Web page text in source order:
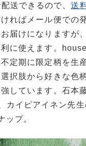
送できるので、送
ればメール便での
届けになりますが
に使えます。
定期に限定柄を生
択肢から好きな色
しています。石本
カイピアイネン先
ップ。